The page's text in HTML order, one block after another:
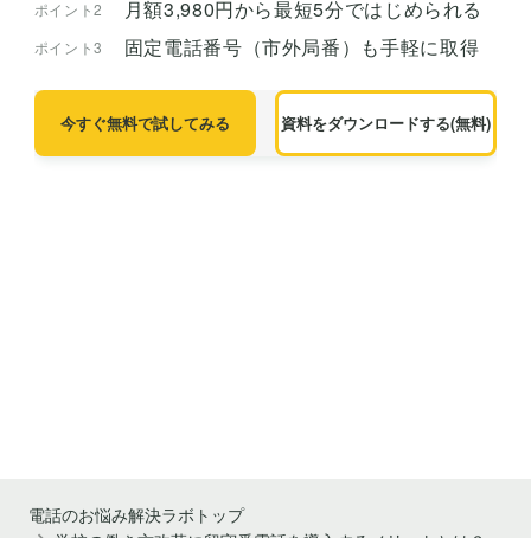
ポイント2 月額3,980円から最短5分ではじめられる
ポイント3 固定電話番号（市外局番）も手軽に取得
今すぐ無料で試してみる 資料をダウンロードする(無料)
電話のお悩み解決ラボトップ